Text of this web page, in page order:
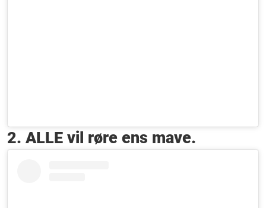
2. ALLE vil røre ens mave.